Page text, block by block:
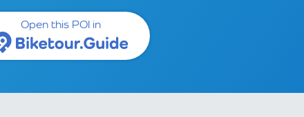
Open this POI in